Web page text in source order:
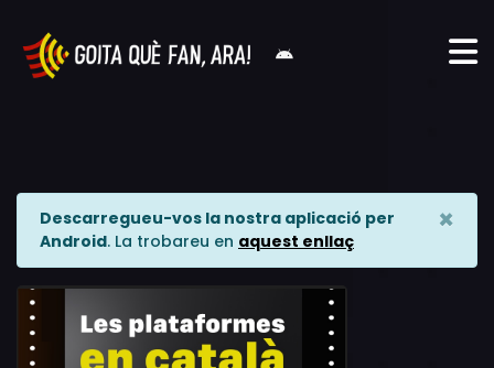
Descarregueu-vos la nostra aplicació per
Android. La trobareu en aquest enllaç
×